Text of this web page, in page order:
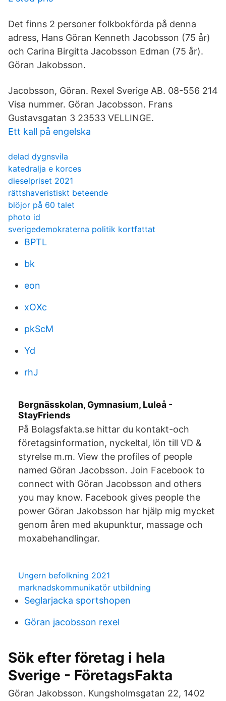
Det finns 2 personer folkbokförda på denna
adress, Hans Göran Kenneth Jacobsson (75 år)
och Carina Birgitta Jacobsson Edman (75 år).
Göran Jakobsson.
Jacobsson, Göran. Rexel Sverige AB. 08-556 214
Visa nummer. Göran Jacobsson. Frans
Gustavsgatan 3 23533 VELLINGE.
Ett kall på engelska
delad dygnsvila
katedralja e korces
dieselpriset 2021
rättshaveristiskt beteende
blöjor på 60 talet
photo id
sverigedemokraterna politik kortfattat
BPTL
bk
eon
xOXc
pkScM
Yd
rhJ
Bergnässkolan, Gymnasium, Luleå -
StayFriends
På Bolagsfakta.se hittar du kontakt-och
företagsinformation, nyckeltal, lön till VD &
styrelse m.m. View the profiles of people
named Göran Jacobsson. Join Facebook to
connect with Göran Jacobsson and others
you may know. Facebook gives people the
power Göran Jakobsson har hjälp mig mycket
genom åren med akupunktur, massage och
moxabehandlingar.
Ungern befolkning 2021
marknadskommunikatör utbildning
Seglarjacka sportshopen
Göran jacobsson rexel
Sök efter företag i hela
Sverige - FöretagsFakta
Göran Jakobsson. Kungsholmsgatan 22, 1402